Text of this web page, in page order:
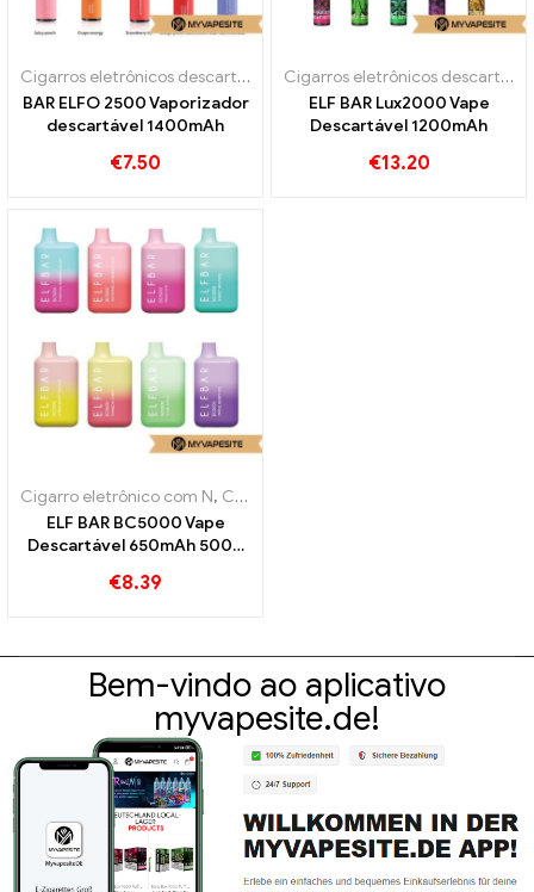
Cigarros eletrônicos descartáveis
BAR ELFO 2500 Vaporizador
descartável 1400mAh
€7.50
Cigarros eletrônicos descartáveis
ELF BAR Lux2000 Vape
Descartável 1200mAh
€13.20
Cigarro eletrônico com N, Cigarros eletrônicos descartáveis
ELF BAR BC5000 Vape
Descartável 650mAh 5000
€8.39
Bem-vindo ao aplicativo
myvapesite.de!